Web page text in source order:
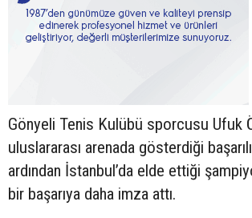
Gönyeli Tenis Kulübü sporcusu Ufuk
uluslararası arenada gösterdiği
ardından İstanbul’da elde ettiği
bir başarıya daha imza attı.